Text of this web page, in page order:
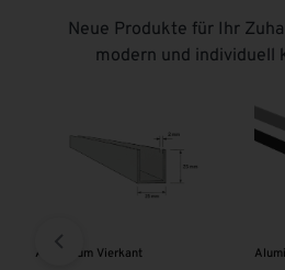
Neue Produkte für Ihr
modern und individuell
Aluminium Vierkant